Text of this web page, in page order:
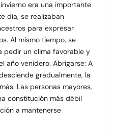
era una importante
día, se realizaban
para expresar
Al mismo tiempo, se
pedir un clima favorable y
año venidero. Abrigarse: A
gradualmente, la
Las personas mayores,
constitución más débil
a mantenerse